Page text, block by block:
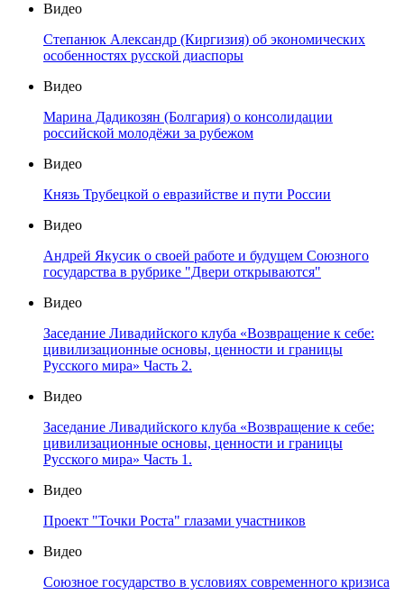
Видео
Степанюк Александр (Киргизия) об экономических
особенностях русской диаспоры
Видео
Марина Дадикозян (Болгария) о консолидации
российской молодёжи за рубежом
Видео
Князь Трубецкой о евразийстве и пути России
Видео
Андрей Якусик о своей работе и будущем Союзного
государства в рубрике "Двери открываются"
Видео
Заседание Ливадийского клуба «Возвращение к себе:
цивилизационные основы, ценности и границы
Русского мира» Часть 2.
Видео
Заседание Ливадийского клуба «Возвращение к себе:
цивилизационные основы, ценности и границы
Русского мира» Часть 1.
Видео
Проект "Точки Роста" глазами участников
Видео
Союзное государство в условиях современного кризиса